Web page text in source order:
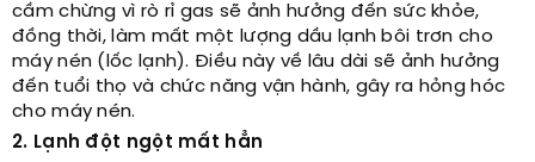
cầm chừng vì rò rỉ gas sẽ ảnh hưởng đến sức khỏe,
đồng thời, làm mất một lượng dầu lạnh bôi trơn cho
máy nén (lốc lạnh). Điều này về lâu dài sẽ ảnh hưởng
đến tuổi thọ và chức năng vận hành, gây ra hỏng hóc
cho máy nén.
2. Lạnh đột ngột mất hẳn